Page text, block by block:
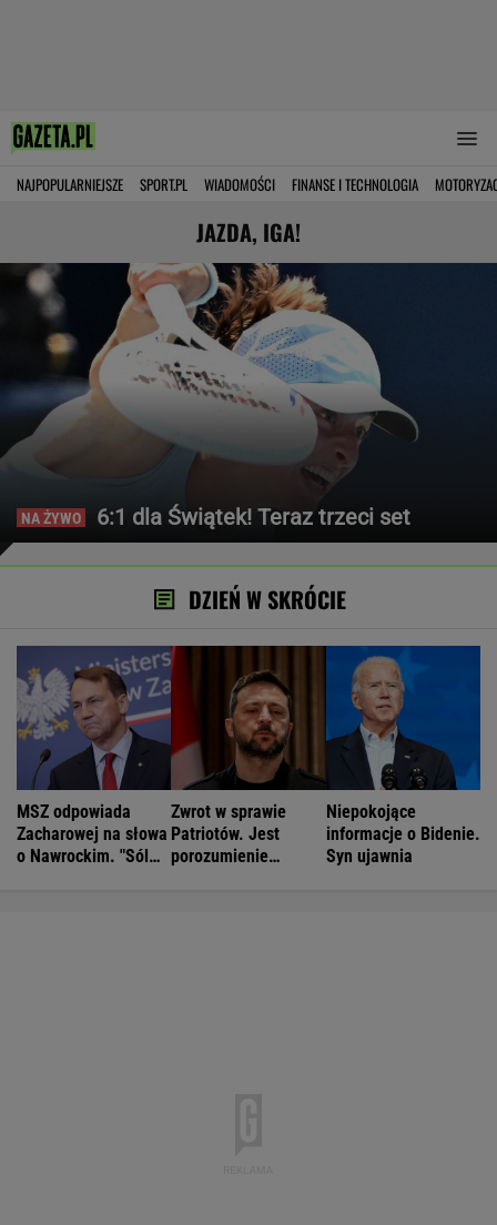
NAJPOPULARNIEJSZE SPORT.PL WIADOMOŚCI FINANSE I TECHNOLOGIA
JAZDA, IGA!
6:1 dla Świątek! Teraz trzeci set
DZIEŃ W SKRÓCIE
MSZ odpowiada
Zacharowej na słowa
o Nawrockim. "Sól
Zwrot w sprawie
Patriotów. Jest
porozumienie
Niepokojące
informacje o Bidenie.
Syn ujawnia